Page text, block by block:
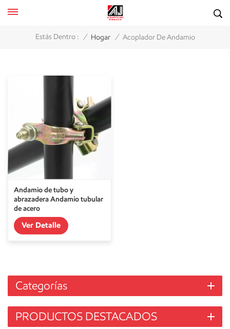
Estás Dentro : / Hogar / Acoplador De Andamio
Andamio de tubo y
abrazadera Andamio tubular
de acero
Ver Detalle
Categorías
PRODUCTOS DESTACADOS